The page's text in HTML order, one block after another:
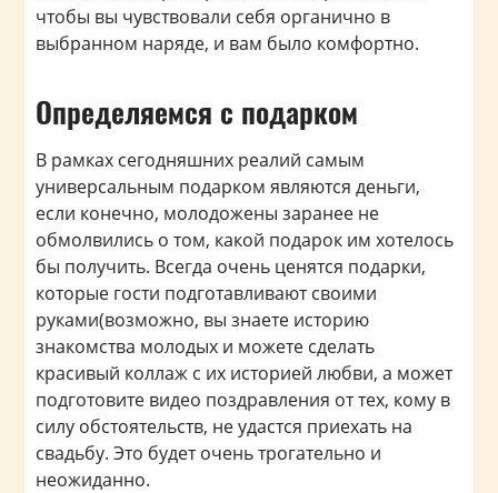
чтобы вы чувствовали себя органично в
выбранном наряде, и вам было комфортно.
Определяемся с подарком
В рамках сегодняшних реалий самым
универсальным подарком являются деньги,
если конечно, молодожены заранее не
обмолвились о том, какой подарок им хотелось
бы получить. Всегда очень ценятся подарки,
которые гости подготавливают своими
руками(возможно, вы знаете историю
знакомства молодых и можете сделать
красивый коллаж с их историей любви, а может
подготовите видео поздравления от тех, кому в
силу обстоятельств, не удастся приехать на
свадьбу. Это будет очень трогательно и
неожиданно.